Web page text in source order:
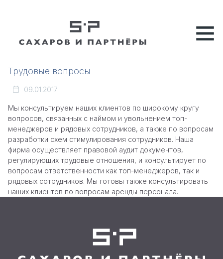
Трудовые вопросы
09.01.2017
Мы консультируем наших клиентов по широкому кругу
вопросов, связанных с наймом и увольнением топ-
менеджеров и рядовых сотрудников, а также по вопросам
разработки схем стимулирования сотрудников. Наша
фирма осуществляет правовой аудит документов,
регулирующих трудовые отношения, и консультирует по
вопросам ответственности как топ-менеджеров, так и
рядовых сотрудников. Мы готовы также консультировать
наших клиентов по вопросам аренды персонала.